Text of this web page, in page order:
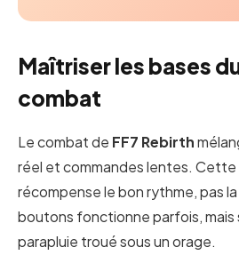
Maîtriser les bases
combat
Le combat de FF7 Rebirth
réel et commandes lentes. Cette
récompense le bon rythme, pas
boutons fonctionne parfois, mais
parapluie troué sous un orage.